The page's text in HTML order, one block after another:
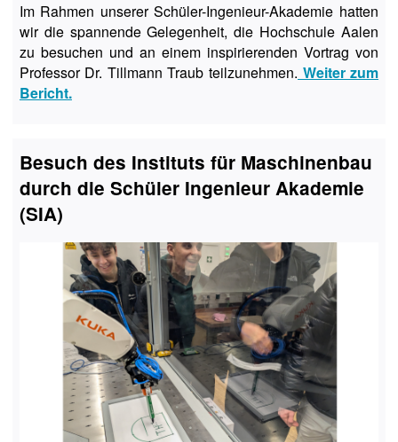
Im Rahmen unserer Schüler-Ingenieur-Akademie hatten
wir die spannende Gelegenheit, die Hochschule Aalen
zu besuchen und an einem inspirierenden Vortrag von
Professor Dr. Tillmann Traub teilzunehmen. Weiter zum
Bericht.
Besuch des Instituts für Maschinenbau
durch die Schüler Ingenieur Akademie
(SIA)